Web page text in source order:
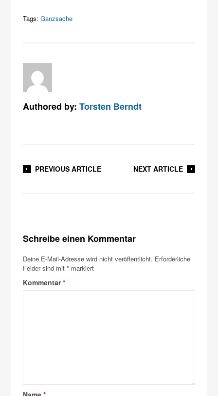
Tags: Ganzsache
Authored by:Torsten Berndt
PREVIOUS ARTICLE NEXT ARTICLE
Schreibe einen Kommentar
Deine E-Mail-Adresse wird nicht veröffentlicht. Erforderliche
Felder sind mit* markiert
Kommentar*